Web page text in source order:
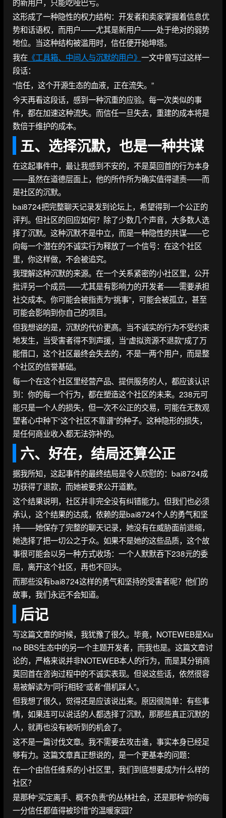
这形成了一种隐性的权力结构：开发者和卖家掌握着信息优
势和话语权，而用户——尤其是新用户——处于绝对的弱势
地位。当这种结构被滥用时，信任便开始坤塔。
我在《工具箱、中间人与沉默的用户》 一文中曾写过这样一
段话：
“信任，这个开源生态的血液，正在流失。”
今天再看这段话，感到一种沉重的应验。每一次类似的事
件，都在加速这种流失。而信任一旦失去，重建的成本将是
数倍于维护的成本。
五、选择沉默，也是一种共谋
在这起事件中，最让我感到不安的，不是莫回首的行为本身
——虽然在道德层面上，他的所作所为确实值得谴责——而
是社区的沉默。
bai8724把完整聊天记录发到论坛上，希望得到一个公正的
评判。但社区的回应如何？除了少数几个声音，大多数人选
择了沉默。这种沉默不是中立，而是一种隐性的共谋——它
向每一个潜在的不诚实行为释放了一个信号：在这个社区
里，你这样做，不会被追究。
我理解这种沉默的来源。在一个关系紧密的小社区里，公开
批评另一个成员——尤其是有影响力的开发者——需要承担
社交成本。你可能会被指责为“挑事”，可能会被孤立，甚至
可能会影响到你自己的项目。
但我想说的是，沉默的代价更高。当不诚实的行为不受约束
地发生，当受害者得不到声援，当“虚拟资源不退款”成了万
能借口，这个社区最终会失去的，不是一两个用户，而是整
个社区的信誉基础。
每一个在这个社区里经营产品、提供服务的人，都应该认识
到：你的每一个行为，都在塑造这个社区的未来。238元可
能只是一个人的损失，但一次不公正的交易，可能在无数观
望者心中种下“这个社区不靠谱”的种子。这种隐形的损失，
是任何商业收入都无法弥补的。
六、好在，结局还算公正
据我所知，这起事件的最终结局是令人欣慰的：bai8724成
功获得了退款，而她被要求公开道歉。
这个结果说明，社区并非完全没有纠错能力。但我们也必须
承认，这个结果的达成，依赖的是bai8724个人的勇气和坚
持——她保存了完整的聊天记录，她没有在威胁面前退缩，
她选择了把一切公之于众。如果不是她的这些品质，这个故
事很可能会以另一种方式收场：一个人默默吞下238元的委
屈，离开这个社区，再也不回头。
而那些没有bai8724这样的勇气和坚持的受害者呢？他们的
故事，我们永远不会知道。
后记
写这篇文章的时候，我犹豫了很久。毕竟，NOTEWEB是Xiu
no BBS生态中的另一个主题开发者，而我也是。这篇文章讨
论的，严格来说并非NOTEWEB本人的行为，而是其分销商
莫回首在咨询过程中的不诚实表现。但说这些话，依然很容
易被解读为“同行相轻”或者“借机踩人”。
但我想了很久，觉得还是应该说出来。原因很简单：有些事
情，如果连可以说话的人都选择了沉默，那那些真正沉默的
人，就再也没有被听到的机会了。
这不是一篇讨伐文章。我不需要去攻击谁，事实本身已经足
够有力。这篇文章真正想说的，是一个更基本的问题：
在一个由信任维系的小社区里，我们到底想要成为什么样的
社区？
是那种“买定离手、概不负责”的丛林社会，还是那种“你的每
一分信任都值得被珍惜”的温暖家园？